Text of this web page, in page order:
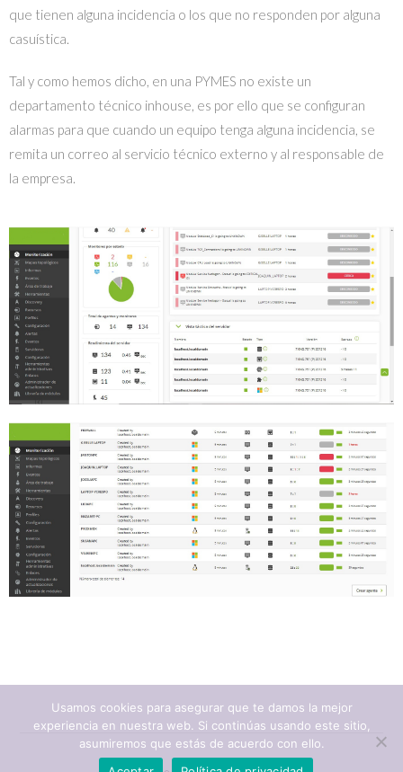
que tienen alguna incidencia o los que no responden por alguna
casuística.
Tal y como hemos dicho, en una PYMES no existe un
departamento técnico inhouse, es por ello que se configuran
alarmas para que cuando un equipo tenga alguna incidencia, se
remita un correo al servicio técnico externo y al responsable de
la empresa.
Usamos cookies para asegurar que te damos la mejor
experiencia en nuestra web. Si continúas usando este sitio,
asumiremos que estás de acuerdo con ello.